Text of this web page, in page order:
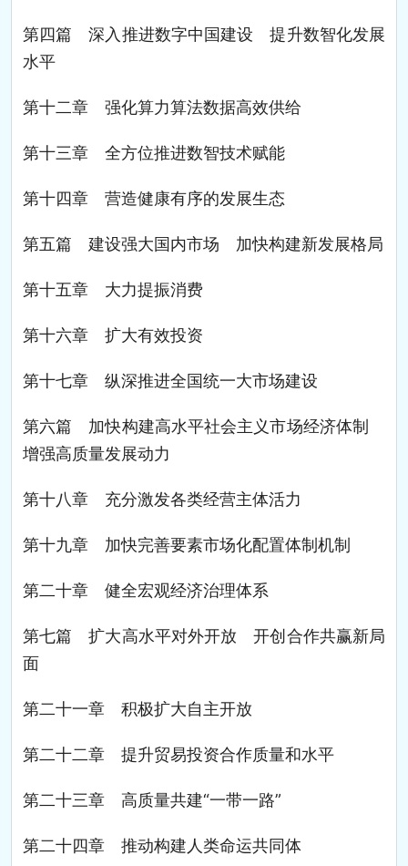
第四篇 深入推进数字中国建设 提升数智化发展
水平
第十二章 强化算力算法数据高效供给
第十三章 全方位推进数智技术赋能
第十四章 营造健康有序的发展生态
第五篇 建设强大国内市场 加快构建新发展格局
第十五章 大力提振消费
第十六章 扩大有效投资
第十七章 纵深推进全国统一大市场建设
第六篇 加快构建高水平社会主义市场经济体制
增强高质量发展动力
第十八章 充分激发各类经营主体活力
第十九章 加快完善要素市场化配置体制机制
第二十章 健全宏观经济治理体系
第七篇 扩大高水平对外开放 开创合作共赢新局
面
第二十一章 积极扩大自主开放
第二十二章 提升贸易投资合作质量和水平
第二十三章 高质量共建“一带一路”
第二十四章 推动构建人类命运共同体